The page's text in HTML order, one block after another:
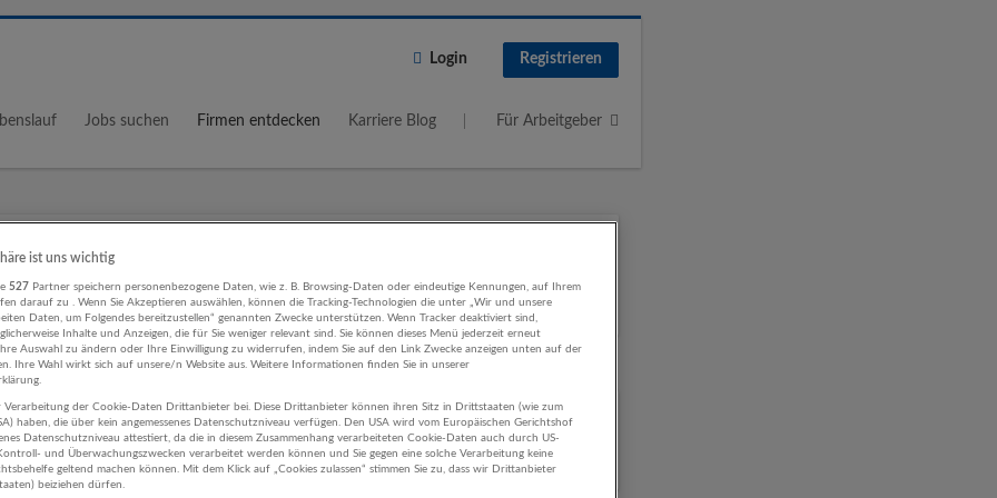
Login Registrieren
Jobs suchen Firmen entdecken Karriere Blog Für Arbeitgeber
Wo?
5 km
Gesundheit, Soziales Beherbergung und
Unternehmen
ist uns wichtig
527 Partner speichern personenbezogene Daten, wie z. B. Browsing-Daten oder eindeutige Kennungen, auf Ihrem
darauf zu . Wenn Sie Akzeptieren auswählen, können die Tracking-Technologien die unter „Wir und unsere
Daten, um Folgendes bereitzustellen“ genannten Zwecke unterstützen. Wenn Tracker deaktiviert sind,
Inhalte und Anzeigen, die für Sie weniger relevant sind. Sie können dieses Menü jederzeit erneut
Auswahl zu ändern oder Ihre Einwilligung zu widerrufen, indem Sie auf den Link Zwecke anzeigen unten auf der
Ihre Wahl wirkt sich auf unsere/n Website aus. Weitere Informationen finden Sie in unserer
Verarbeitung der Cookie-Daten Drittanbieter bei. Diese Drittanbieter können ihren Sitz in Drittstaaten (wie zum
haben, die über kein angemessenes Datenschutzniveau verfügen. Den USA wird vom Europäischen Gerichtshof
Datenschutzniveau attestiert, da die in diesem Zusammenhang verarbeiteten Cookie-Daten auch durch US-
und Überwachungszwecken verarbeitet werden können und Sie gegen eine solche Verarbeitung keine
geltend machen können. Mit dem Klick auf „Cookies zulassen“ stimmen Sie zu, dass wir Drittanbieter
beiziehen dürfen.